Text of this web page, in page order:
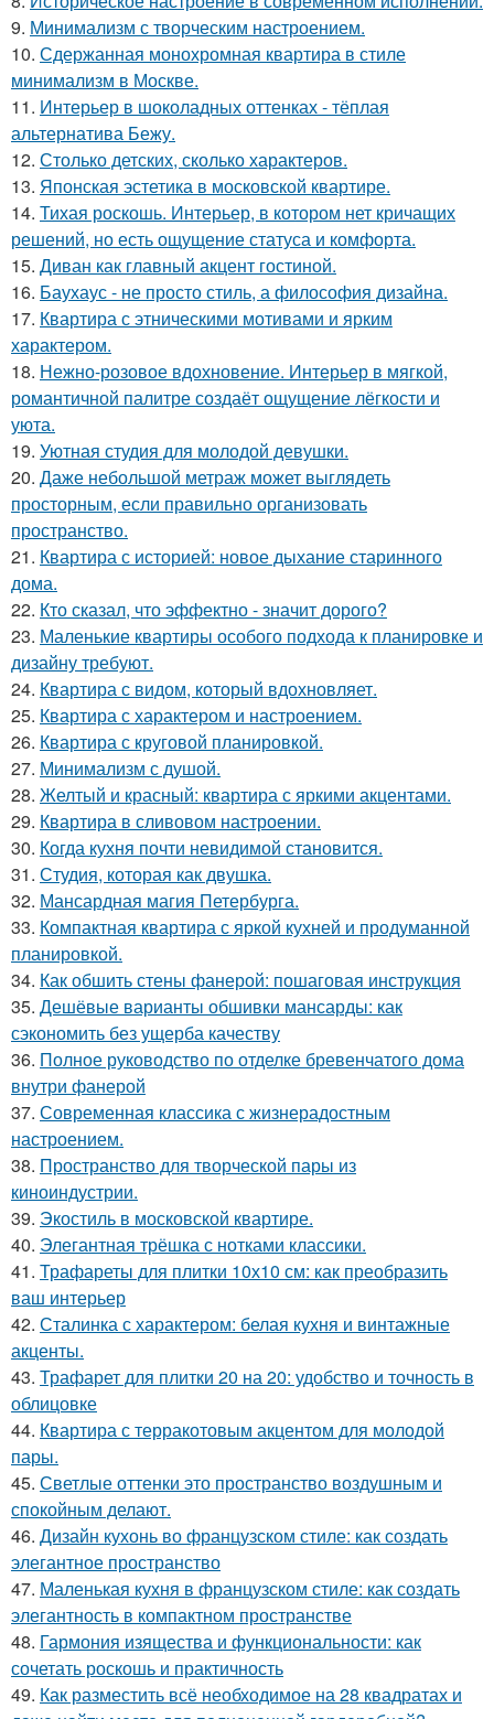
9. Минимализм с творческим настроением.
10. Сдержанная монохромная квартира в стиле
минимализм в Москве.
11. Интерьер в шоколадных оттенках - тёплая
альтернатива Бежу.
12. Столько детских, сколько характеров.
13. Японская эстетика в московской квартире.
14. Тихая роскошь. Интерьер, в котором нет кричащих
решений, но есть ощущение статуса и комфорта.
15. Диван как главный акцент гостиной.
16. Баухаус - не просто стиль, а философия дизайна.
17. Квартира с этническими мотивами и ярким
характером.
18. Нежно-розовое вдохновение. Интерьер в мягкой,
романтичной палитре создаёт ощущение лёгкости и
уюта.
19. Уютная студия для молодой девушки.
20. Даже небольшой метраж может выглядеть
просторным, если правильно организовать
пространство.
21. Квартира с историей: новое дыхание старинного
дома.
22. Кто сказал, что эффектно - значит дорого?
23. Маленькие квартиры особого подхода к планировке и
дизайну требуют.
24. Квартира с видом, который вдохновляет.
25. Квартира с характером и настроением.
26. Квартира с круговой планировкой.
27. Минимализм с душой.
28. Желтый и красный: квартира с яркими акцентами.
29. Квартира в сливовом настроении.
30. Когда кухня почти невидимой становится.
31. Студия, которая как двушка.
32. Мансардная магия Петербурга.
33. Компактная квартира с яркой кухней и продуманной
планировкой.
34. Как обшить стены фанерой: пошаговая инструкция
35. Дешёвые варианты обшивки мансарды: как
сэкономить без ущерба качеству
36. Полное руководство по отделке бревенчатого дома
внутри фанерой
37. Современная классика с жизнерадостным
настроением.
38. Пространство для творческой пары из
киноиндустрии.
39. Экостиль в московской квартире.
40. Элегантная трёшка с нотками классики.
41. Трафареты для плитки 10х10 см: как преобразить
ваш интерьер
42. Сталинка с характером: белая кухня и винтажные
акценты.
43. Трафарет для плитки 20 на 20: удобство и точность в
облицовке
44. Квартира с терракотовым акцентом для молодой
пары.
45. Светлые оттенки это пространство воздушным и
спокойным делают.
46. Дизайн кухонь во французском стиле: как создать
элегантное пространство
47. Маленькая кухня в французском стиле: как создать
элегантность в компактном пространстве
48. Гармония изящества и функциональности: как
сочетать роскошь и практичность
49. Как разместить всё необходимое на 28 квадратах и